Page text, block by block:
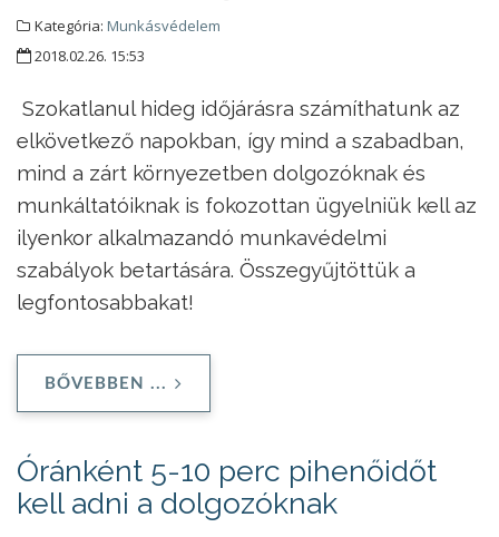
Kategória: Munkásvédelem
2018.02.26. 15:53
Szokatlanul hideg időjárásra számíthatunk az
elkövetkező napokban, így mind a szabadban,
mind a zárt környezetben dolgozóknak és
munkáltatóiknak is fokozottan ügyelniük kell az
ilyenkor alkalmazandó munkavédelmi
szabályok betartására. Összegyűjtöttük a
legfontosabbakat!
BŐVEBBEN ...
Óránként 5-10 perc pihenőidőt
kell adni a dolgozóknak